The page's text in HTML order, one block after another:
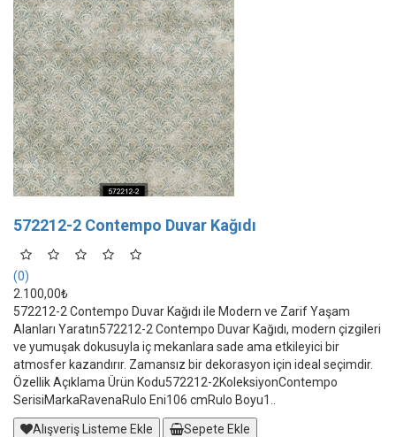
572212-2 Contempo Duvar Kağıdı
(0)
2.100,00₺
572212-2 Contempo Duvar Kağıdı ile Modern ve Zarif Yaşam
Alanları Yaratın572212-2 Contempo Duvar Kağıdı, modern çizgileri
ve yumuşak dokusuyla iç mekanlara sade ama etkileyici bir
atmosfer kazandırır. Zamansız bir dekorasyon için ideal seçimdir.
Özellik Açıklama Ürün Kodu572212-2KoleksiyonContempo
SerisiMarkaRavenaRulo Eni106 cmRulo Boyu1..
Alışveriş Listeme Ekle
Sepete Ekle